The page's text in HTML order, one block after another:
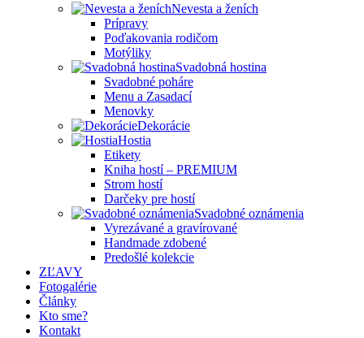
Nevesta a ženích
Prípravy
Poďakovania rodičom
Motýliky
Svadobná hostina
Svadobné poháre
Menu a Zasadací
Menovky
Dekorácie
Hostia
Etikety
Kniha hostí – PREMIUM
Strom hostí
Darčeky pre hostí
Svadobné oznámenia
Vyrezávané a gravírované
Handmade zdobené
Predošlé kolekcie
ZĽAVY
Fotogalérie
Články
Kto sme?
Kontakt